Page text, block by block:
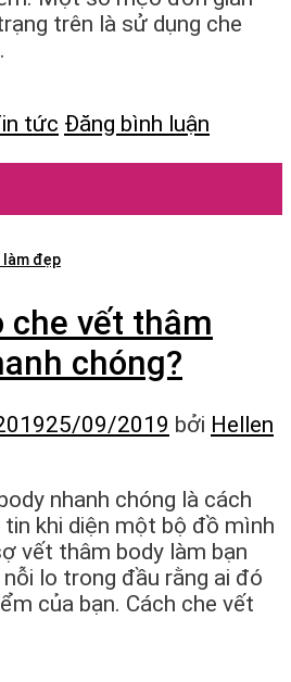
trên là sử dụng che
tức Đăng bình luận
làm đẹp
che vết thâm
chóng?
25/09/2019 bởi Hellen
nhanh chóng là cách
khi diện một bộ đồ mình
vết thâm body làm bạn
lo trong đầu rằng ai đó
của bạn. Cách che vết